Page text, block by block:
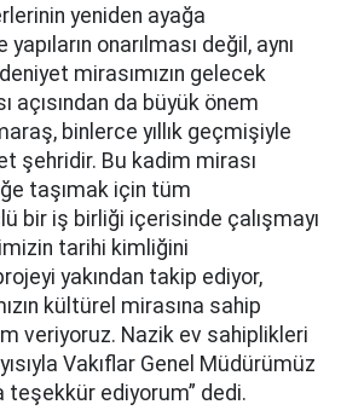
yeniden ayağa
yapıların onarılması değil, aynı
mirasımızın gelecek
açısından da büyük önem
binlerce yıllık geçmişiyle
şehridir. Bu kadim mirası
taşımak için tüm
bir iş birliği içerisinde çalışmayı
tarihi kimliğini
yakından takip ediyor,
kültürel mirasına sahip
veriyoruz. Nazik ev sahiplikleri
Vakıflar Genel Müdürümüz
teşekkür ediyorum” dedi.